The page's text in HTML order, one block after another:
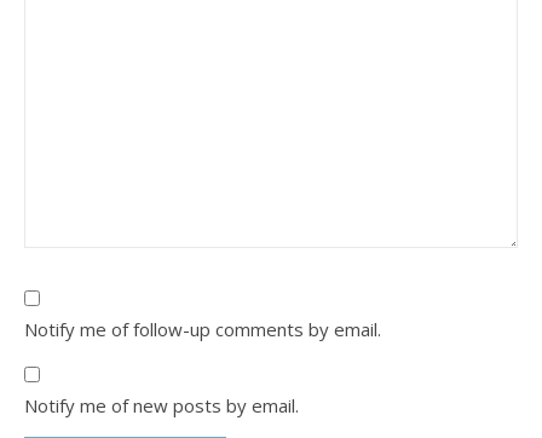
Notify me of follow-up comments by email.
Notify me of new posts by email.